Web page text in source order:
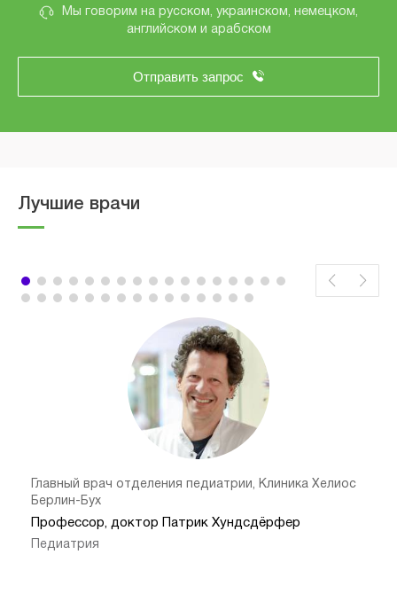
Мы говорим на русском, украинском, немецком,
английском и арабском
Отправить запрос
Лучшие врачи
Главный врач отделения педиатрии, Клиника Хелиос
Берлин-Бух
Профессор, доктор Патрик Хундсдёрфер
Педиатрия